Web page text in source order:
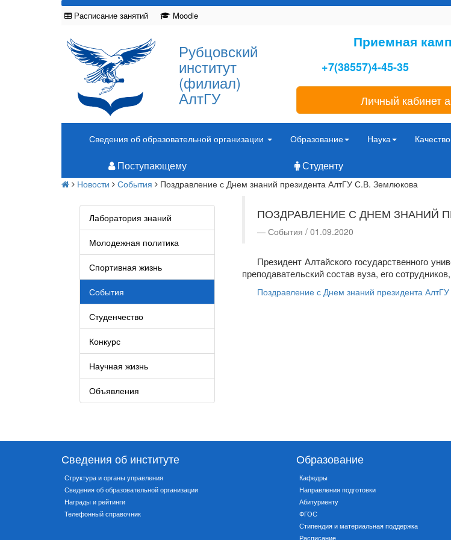
Расписание занятий Moodle
Рубцовский
институт
(филиал)
АлтГУ
Приемная
+7(38557)4-45-35
Личный кабинет
Сведения об образовательной организации Образование Наука
Поступающему Студенту
Новости События Поздравление с Днем знаний президента АлтГУ С.В. Землюкова
Лаборатория знаний
Молодежная политика
Спортивная жизнь
События
Студенчество
Конкурс
Научная жизнь
Объявления
ПОЗДРАВЛЕНИЕ С ДНЕМ ЗНАНИЙ
События / 01.09.2020
Президент Алтайского государственного
преподавательский состав вуза, его
Поздравление с Днем знаний президента
Сведения об институте
Структура и органы управления
Сведения об образовательной организации
Награды и рейтинги
Телефонный справочник
Образование
Кафедры
Направления подготовки
Абитуриенту
ФГОС
Стипендия и материальная поддержка
Расписание